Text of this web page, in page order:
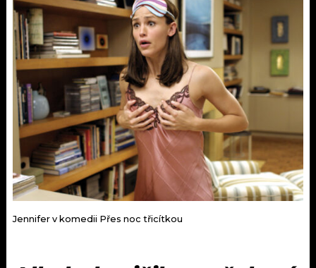
Jennifer v komedii Přes noc třicítkou